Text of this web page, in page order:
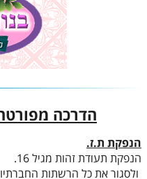
הדרכה
הנפקת ת.ז.
הנפקת תעודת זהות מגיל 16.
ולסגור את כל הרשתות